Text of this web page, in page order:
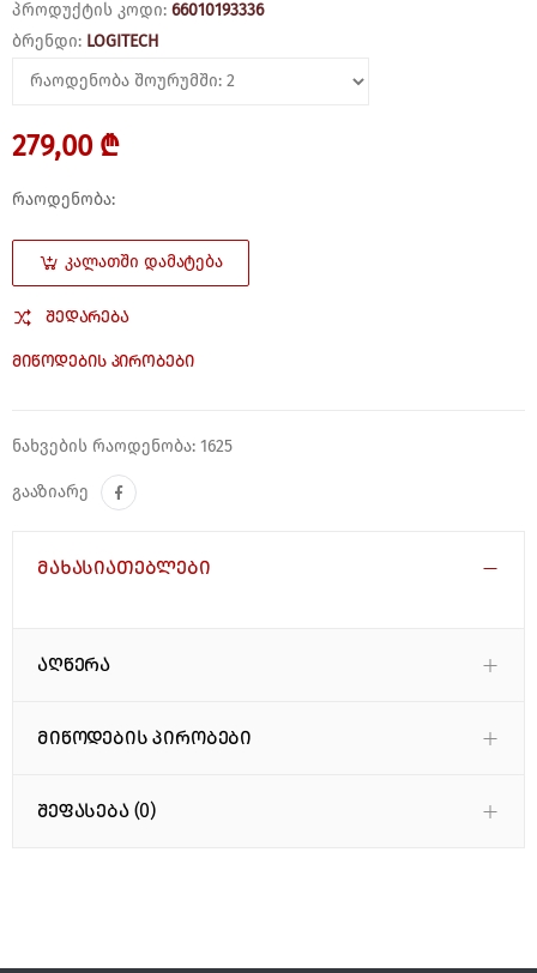
პროდუქტის კოდი: 66010193336
ბრენდი: LOGITECH
279,00 ₾
რაოდენობა:
ᲙᲐᲚᲐᲗᲨᲘ ᲓᲐᲛᲐᲢᲔᲑᲐ
ᲨᲔᲓᲐᲠᲔᲑᲐ
ᲛᲘᲬᲝᲓᲔᲑᲘᲡ ᲞᲘᲠᲝᲑᲔᲑᲘ
ნახვების რაოდენობა: 1625
გააზიარე
მახასიათებლები
აღწერა
მიწოდების პირობები
შეფასება (0)